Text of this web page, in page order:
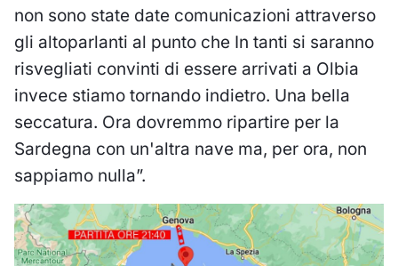
non sono state date comunicazioni attraverso
gli altoparlanti al punto che In tanti si saranno
risvegliati convinti di essere arrivati a Olbia
invece stiamo tornando indietro. Una bella
seccatura. Ora dovremmo ripartire per la
Sardegna con un'altra nave ma, per ora, non
sappiamo nulla”.